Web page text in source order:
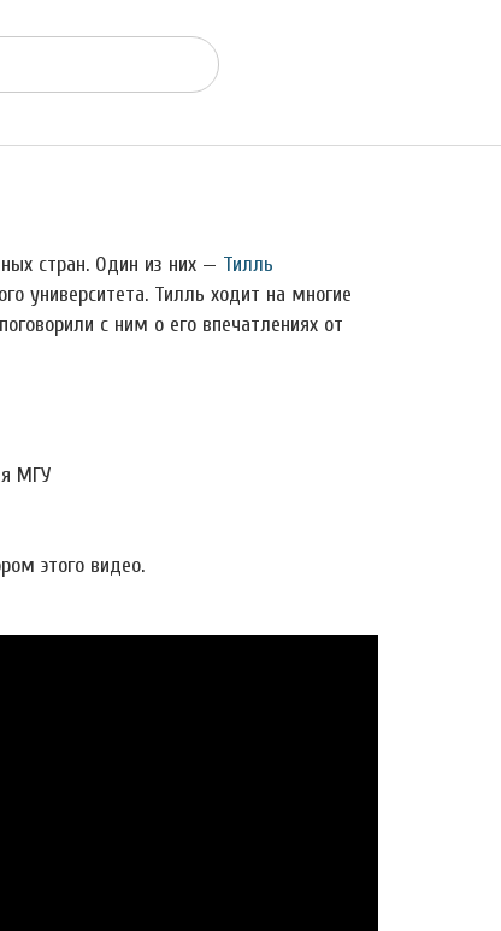
стран. Один из них — Тилль
университета. Тилль ходит на многие
с ним о его впечатлениях от
МГУ
этого видео.